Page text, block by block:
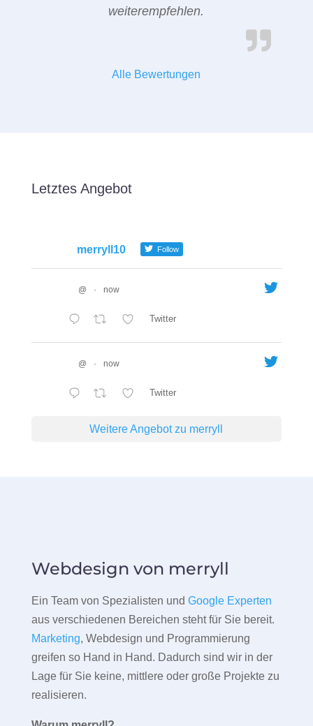
weiterempfehlen.
Alle Bewertungen
Letztes Angebot
merryll10 Follow
@ · now
Twitter
@ · now
Twitter
Weitere Angebot zu merryll
Webdesign von merryll
Ein Team von Spezialisten und Google Experten
aus verschiedenen Bereichen steht für Sie bereit.
Marketing, Webdesign und Programmierung
greifen so Hand in Hand. Dadurch sind wir in der
Lage für Sie keine, mittlere oder große Projekte zu
realisieren.